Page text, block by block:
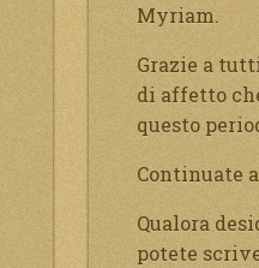
Myriam.
Grazie a
di affetto
questo
Continuate
Qualora
potete